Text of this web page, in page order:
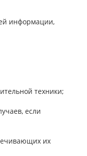
информации,
техники;
если
их